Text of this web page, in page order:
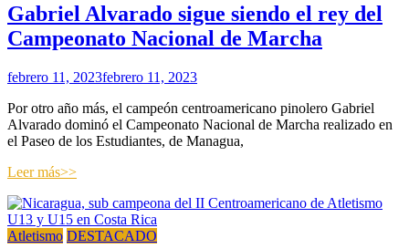
Gabriel Alvarado sigue siendo el rey del
Campeonato Nacional de Marcha
febrero 11, 2023febrero 11, 2023
Por otro año más, el campeón centroamericano pinolero Gabriel
Alvarado dominó el Campeonato Nacional de Marcha realizado en
el Paseo de los Estudiantes, de Managua,
Leer más>>
Atletismo DESTACADO